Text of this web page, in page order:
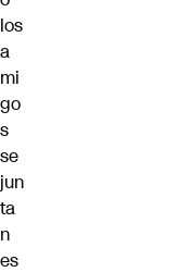
los
a
mi
go
s
se
jun
ta
n
es